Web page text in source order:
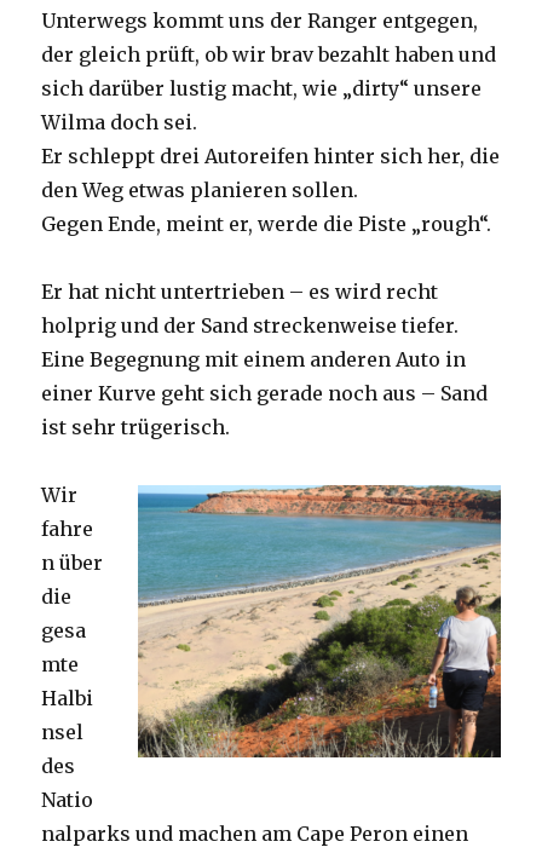
Unterwegs kommt uns der Ranger entgegen,
der gleich prüft, ob wir brav bezahlt haben und
sich darüber lustig macht, wie „dirty“ unsere
Wilma doch sei.
Er schleppt drei Autoreifen hinter sich her, die
den Weg etwas planieren sollen.
Gegen Ende, meint er, werde die Piste „rough“.
Er hat nicht untertrieben – es wird recht
holprig und der Sand streckenweise tiefer.
Eine Begegnung mit einem anderen Auto in
einer Kurve geht sich gerade noch aus – Sand
ist sehr trügerisch.
Wir
fahre
n über
die
gesa
mte
Halbi
nsel
des
Natio
nalparks und machen am Cape Peron einen